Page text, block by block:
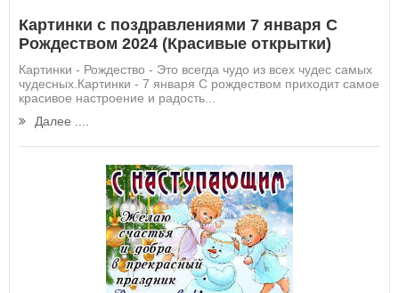
Картинки с поздравлениями 7 января С
Рождеством 2024 (Красивые открытки)
Картинки - Рождество - Это всегда чудо из всех чудес самых
чудесных.Картинки - 7 января С рождеством приходит самое
красивое настроение и радость...
Далее ....